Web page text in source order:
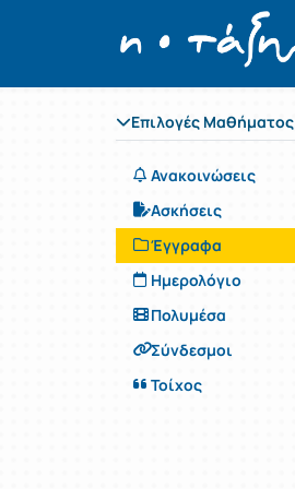
Επιλογές Μαθήματος
Ανακοινώσεις
Ασκήσεις
Έγγραφα
Ημερολόγιο
Πολυμέσα
Σύνδεσμοι
Τοίχος